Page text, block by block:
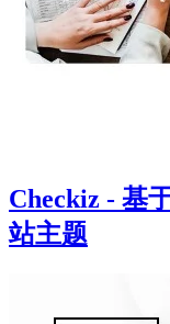
Checkiz - 基
站主题